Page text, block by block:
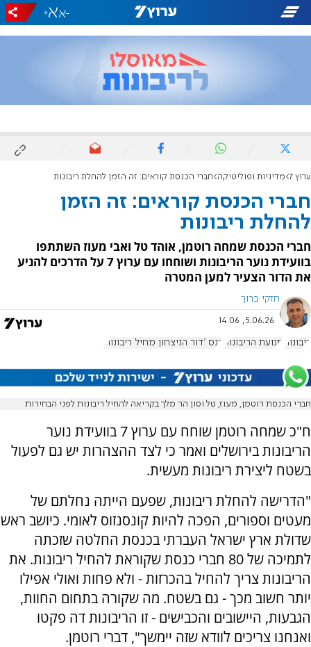
-
+
ערוץ 7 מדיניות ופוליטיקה חברי הכנסת קוראים: זה הזמן להחלת ריבונות
חברי הכנסת קוראים: זה הזמן
להחלת ריבונות
חברי הכנסת שמחה רוטמן, אוהד טל ואבי מעוז השתתפו
בוועידת נוער הריבונות ושוחחו עם ערוץ 7 על הדרכים להניע
את הדור הצעיר למען המטרה
חזקי ברוך
5.06.26, 14:06
ריבונות תנועת הריבונות כנס 'דור הניצחון מחיל ריבונות'
חברי הכנסת רוטמן, מעוז, טל וסון הר מלך בקריאה להחיל ריבונות לפני הבחירות
ח"כ שמחה רוטמן שוחח עם ערוץ 7 בוועידת נוער
הריבונות בירושלים ואמר כי לצד ההצהרות יש גם לפעול
בשטח ליצירת ריבונות מעשית.
"הדרישה להחלת ריבונות, שפעם הייתה נחלתם של
מעטים וספורים, הפכה להיות קונסנזוס לאומי. כיושב ראש
שדולת ארץ ישראל העברתי בכנסת החלטה שזכתה
לתמיכה של 80 חברי כנסת שקוראת להחיל ריבונות. את
הריבונות צריך להחיל בהכרזות - ולא פחות ואולי אפילו
יותר חשוב מכך - גם בשטח. מה שקורה בתחום החוות,
הגבעות, היישובים והכבישים - זו הריבונות דה פקטו
ואנחנו צריכים לוודא שזה יימשך", דברי רוטמן.